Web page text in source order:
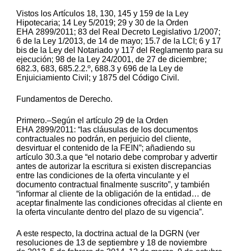
Vistos los Artículos 18, 130, 145 y 159 de la Ley
Hipotecaria; 14 Ley 5/2019; 29 y 30 de la Orden
EHA 2899/2011; 83 del Real Decreto Legislativo 1/2007;
6 de la Ley 1/2013, de 14 de mayo; 15.7 de la LCI; 6 y 17
bis de la Ley del Notariado y 117 del Reglamento para su
ejecución; 98 de la Ley 24/2001, de 27 de diciembre;
682.3, 683, 685.2.2.º, 688.3 y 696 de la Ley de
Enjuiciamiento Civil; y 1875 del Código Civil.
Fundamentos de Derecho.
Primero.–Según el artículo 29 de la Orden
EHA 2899/2011: “las cláusulas de los documentos
contractuales no podrán, en perjuicio del cliente,
desvirtuar el contenido de la FEIN”; añadiendo su
artículo 30.3.a que “el notario debe comprobar y advertir
antes de autorizar la escritura si existen discrepancias
entre las condiciones de la oferta vinculante y el
documento contractual finalmente suscrito”, y también
“informar al cliente de la obligación de la entidad… de
aceptar finalmente las condiciones ofrecidas al cliente en
la oferta vinculante dentro del plazo de su vigencia”.
A este respecto, la doctrina actual de la DGRN (ver
resoluciones de 13 de septiembre y 18 de noviembre